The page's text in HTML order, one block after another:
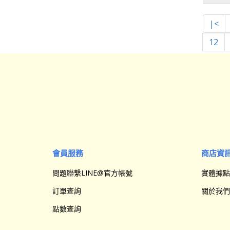
|<
12
會員服務
問題聯繫LINE@官方帳號
訂單查詢
點數查詢
商店資
實體據點
關於我們